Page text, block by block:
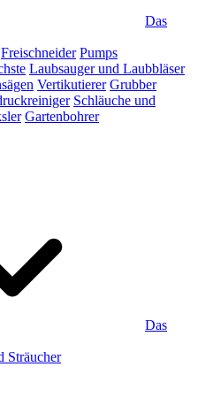
Das
Freischneider Pumps
Laubsauger und Laubbläser
Vertikutierer Grubber
Schläuche und
Gartenbohrer
Das
Sträucher